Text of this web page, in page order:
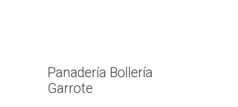
Panadería Bollería
Garrote